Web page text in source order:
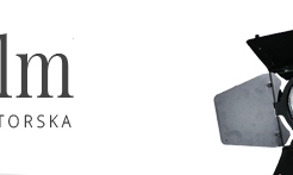
Edwin Film Agencja Aktorska